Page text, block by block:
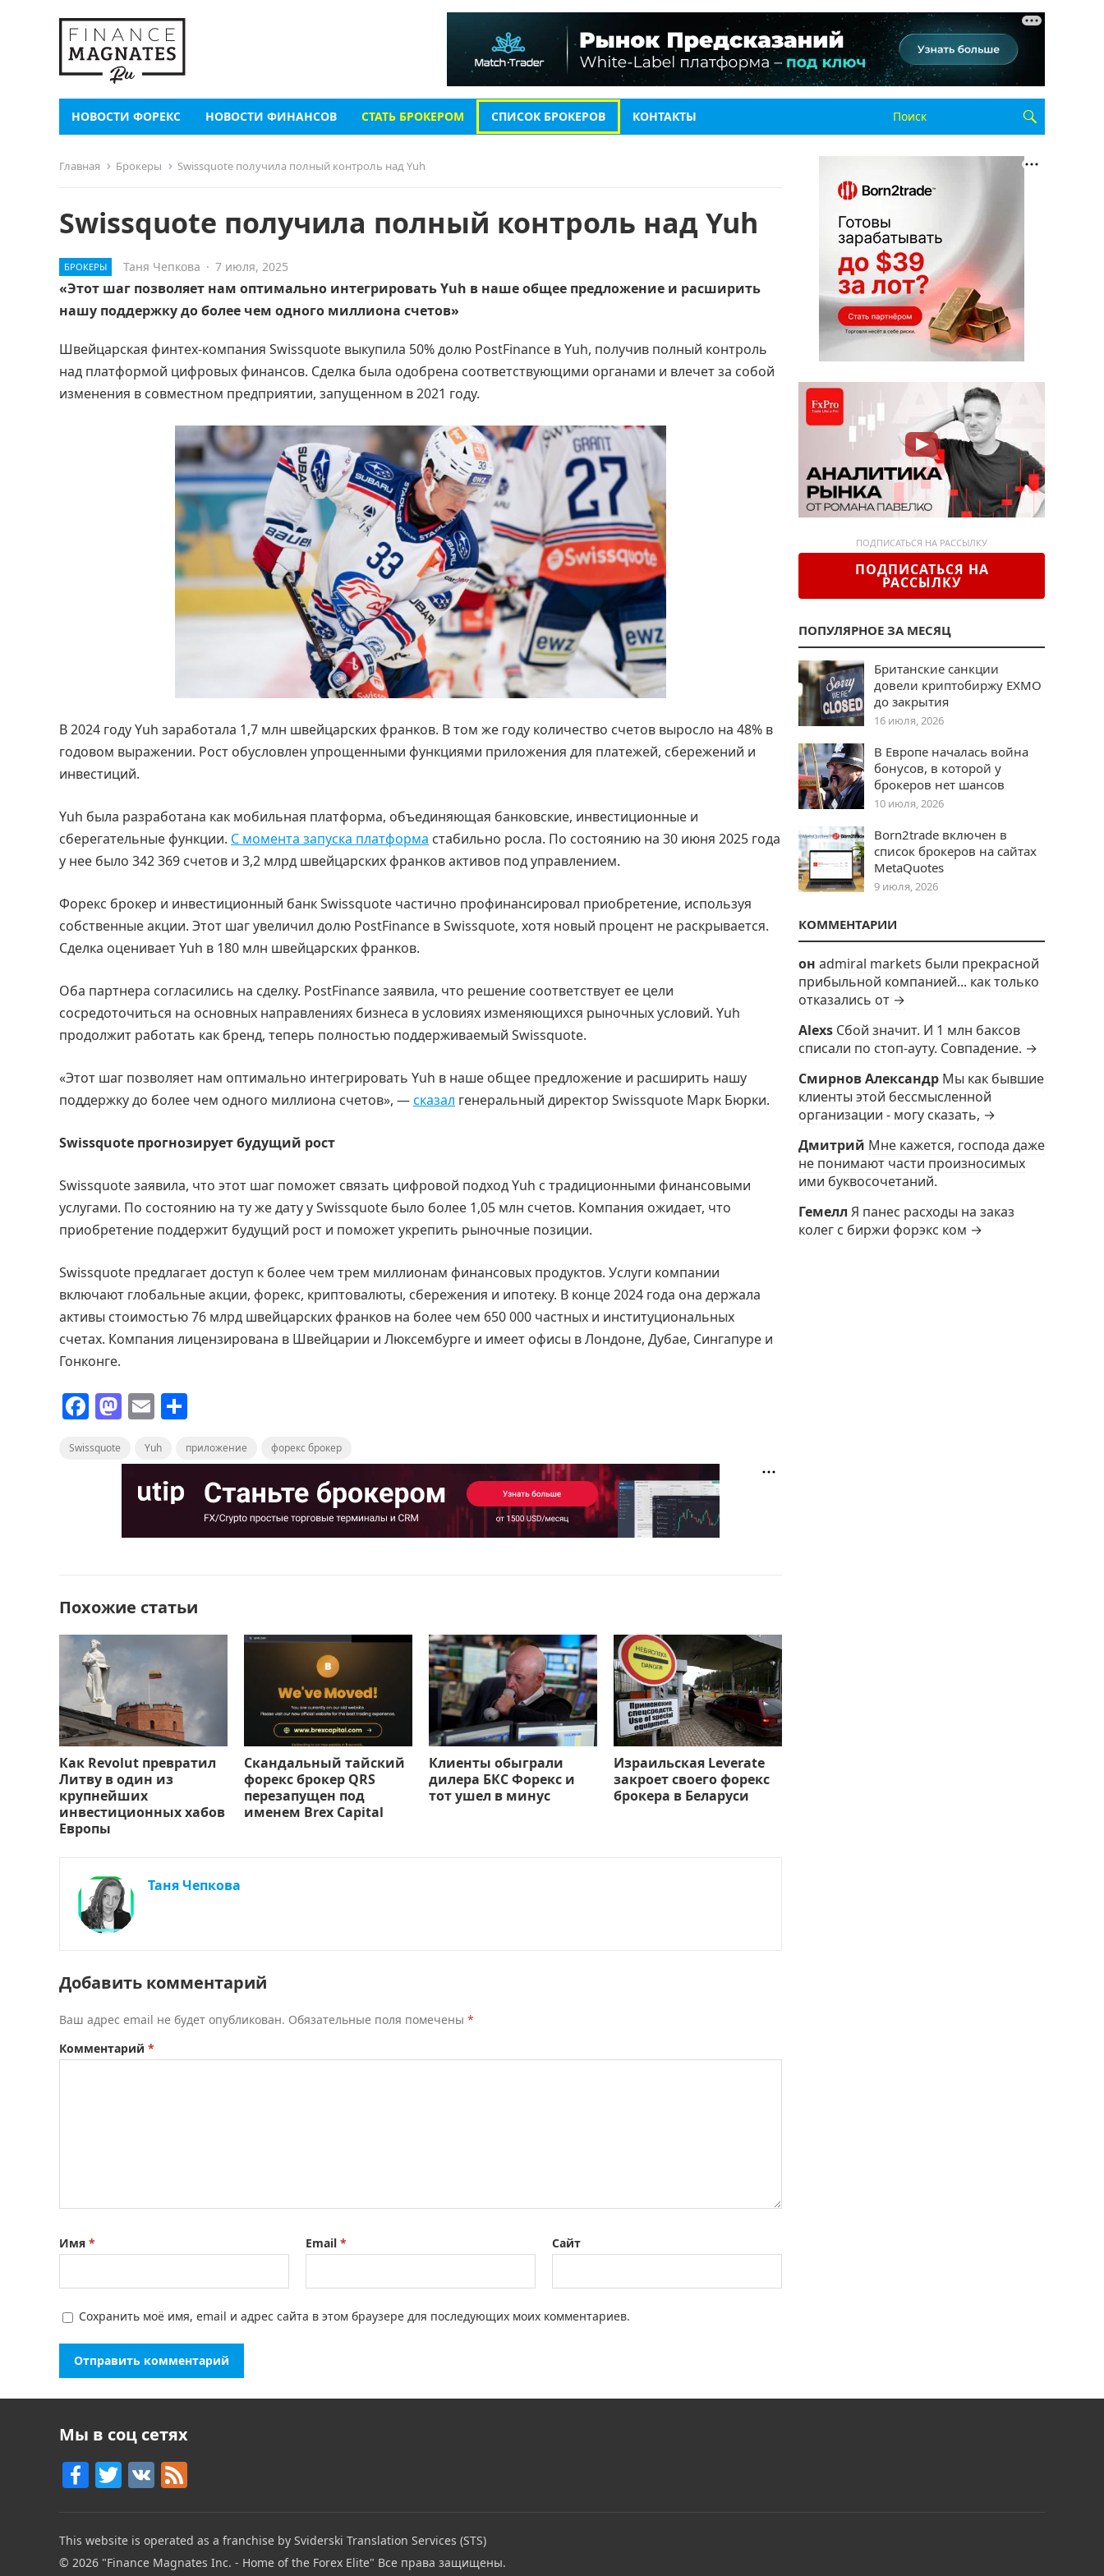
НОВОСТИ ФОРЕКС НОВОСТИ ФИНАНСОВ СТАТЬ БРОКЕРОМ СПИСОК БРОКЕРОВ КОНТАКТЫ
Главная Брокеры Swissquote получила полный контроль над Yuh
Swissquote получила полный контроль над Yuh
БРОКЕРЫ Таня Чепкова · 7 июля, 2025
«Этот шаг позволяет нам оптимально интегрировать Yuh в наше общее предложение и расширить
нашу поддержку до более чем одного миллиона счетов»
Швейцарская финтех-компания Swissquote выкупила 50% долю PostFinance в Yuh, получив полный контроль
над платформой цифровых финансов. Сделка была одобрена соответствующими органами и влечет за собой
изменения в совместном предприятии, запущенном в 2021 году.
В 2024 году Yuh заработала 1,7 млн швейцарских франков. В том же году количество счетов выросло на 48% в
годовом выражении. Рост обусловлен упрощенными функциями приложения для платежей, сбережений и
инвестиций.
Yuh была разработана как мобильная платформа, объединяющая банковские, инвестиционные и
сберегательные функции. С момента запуска платформа стабильно росла. По состоянию на 30 июня 2025 года
у нее было 342 369 счетов и 3,2 млрд швейцарских франков активов под управлением.
Форекс брокер и инвестиционный банк Swissquote частично профинансировал приобретение, используя
собственные акции. Этот шаг увеличил долю PostFinance в Swissquote, хотя новый процент не раскрывается.
Сделка оценивает Yuh в 180 млн швейцарских франков.
Оба партнера согласились на сделку. PostFinance заявила, что решение соответствует ее цели
сосредоточиться на основных направлениях бизнеса в условиях изменяющихся рыночных условий. Yuh
продолжит работать как бренд, теперь полностью поддерживаемый Swissquote.
«Этот шаг позволяет нам оптимально интегрировать Yuh в наше общее предложение и расширить нашу
поддержку до более чем одного миллиона счетов», —сказал генеральный директор Swissquote Марк Бюрки.
Swissquote прогнозирует будущий рост
Swissquote заявила, что этот шаг поможет связать цифровой подход Yuh с традиционными финансовыми
услугами. По состоянию на ту же дату у Swissquote было более 1,05 млн счетов. Компания ожидает, что
приобретение поддержит будущий рост и поможет укрепить рыночные позиции.
Swissquote предлагает доступ к более чем трем миллионам финансовых продуктов. Услуги компании
включают глобальные акции, форекс, криптовалюты, сбережения и ипотеку. В конце 2024 года она держала
активы стоимостью 76 млрд швейцарских франков на более чем 650 000 частных и институциональных
счетах. Компания лицензирована в Швейцарии и Люксембурге и имеет офисы в Лондоне, Дубае, Сингапуре и
Гонконге.
F
c
M
st
o
E
ai
l
п
в
ь
Swissquote Yuh приложение форекс брокер
Похожие статьи
Как Revolut превратил
Литву в один из
крупнейших
инвестиционных хабов
Европы
Скандальный тайский
форекс брокер QRS
перезапущен под
именем Brex Capital
Клиенты обыграли
дилера БКС Форекс и
тот ушел в минус
Израильская Leverate
закроет своего форекс
брокера в Беларуси
Таня Чепкова
Добавить комментарий
Ваш адрес email не будет опубликован. Обязательные поля помечены *
Комментарий *
Имя * Email * Сайт
Сохранить моё имя, email и адрес сайта в этом браузере для последующих моих комментариев.
ПОДПИСАТЬСЯ НА РАССЫЛКУ
ПОДПИСАТЬСЯ НА
РАССЫЛКУ
ПОПУЛЯРНОЕ ЗА МЕСЯЦ
Британские санкции
довели криптобиржу EXMO
до закрытия
16 июля, 2026
В Европе началась война
бонусов, в которой у
брокеров нет шансов
10 июля, 2026
Born2trade включен в
список брокеров на сайтах
MetaQuotes
9 июля, 2026
КОММЕНТАРИИ
он admiral markets были прекрасной
прибыльной компанией... как только
отказались от →
Alexs Сбой значит. И 1 млн баксов
списали по стоп-ауту. Совпадение. →
Смирнов Александр Мы как бывшие
клиенты этой бессмысленной
организации - могу сказать, →
Дмитрий Мне кажется, господа даже
не понимают части произносимых
ими буквосочетаний.
Гемелл Я панес расходы на заказ
колег с биржи форэкс ком →
Мы в соц сетях
F
e
T
itt
er
V
e
d
This website is operated as a franchise by Sviderski Translation Services (STS)
© 2026 "Finance Magnates Inc. - Home of the Forex Elite" Все права защищены.